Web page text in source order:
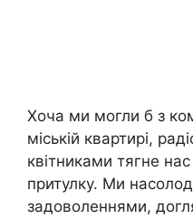
Хоча ми могли б з
міській квартирі,
квітниками тягне
притулку. Ми
задоволеннями,